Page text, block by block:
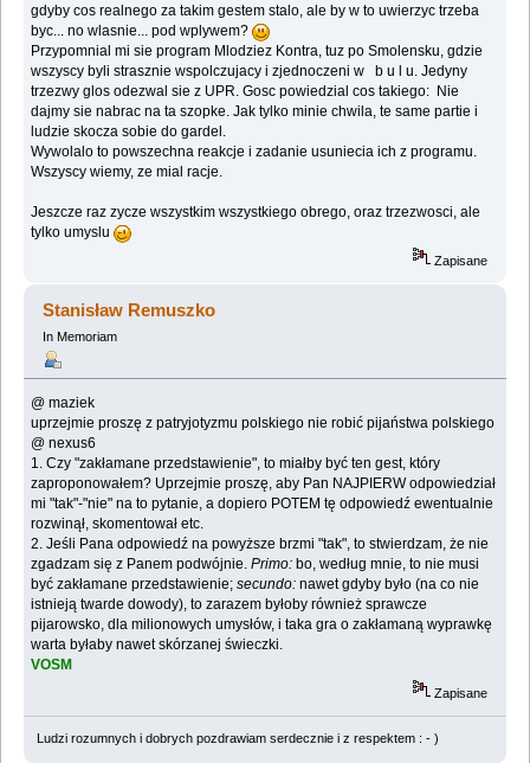
gdyby cos realnego za takim gestem stalo, ale by w to uwierzyc trzeba
byc... no wlasnie... pod wplywem?
Przypomnial mi sie program Mlodziez Kontra, tuz po Smolensku, gdzie
wszyscy byli strasznie wspolczujacy i zjednoczeni w b u l u. Jedyny
trzezwy glos odezwal sie z UPR. Gosc powiedzial cos takiego: Nie
dajmy sie nabrac na ta szopke. Jak tylko minie chwila, te same partie i
ludzie skocza sobie do gardel.
Wywolalo to powszechna reakcje i zadanie usuniecia ich z programu.
Wszyscy wiemy, ze mial racje.
Jeszcze raz zycze wszystkim wszystkiego obrego, oraz trzezwosci, ale
tylko umyslu
Zapisane
Stanisław Remuszko
In Memoriam
@ maziek
uprzejmie proszę z patryjotyzmu polskiego nie robić pijaństwa polskiego
@ nexus6
1. Czy "zakłamane przedstawienie", to miałby być ten gest, który
zaproponowałem? Uprzejmie proszę, aby Pan NAJPIERW odpowiedział
mi "tak"-"nie" na to pytanie, a dopiero POTEM tę odpowiedź ewentualnie
rozwinął, skomentował etc.
2. Jeśli Pana odpowiedź na powyższe brzmi "tak", to stwierdzam, że nie
zgadzam się z Panem podwójnie. Primo: bo, według mnie, to nie musi
być zakłamane przedstawienie;secundo: nawet gdyby było (na co nie
istnieją twarde dowody), to zarazem byłoby również sprawcze
pijarowsko, dla milionowych umysłów, i taka gra o zakłamaną wyprawkę
warta byłaby nawet skórzanej świeczki.
VOSM
Zapisane
Ludzi rozumnych i dobrych pozdrawiam serdecznie i z respektem : - )